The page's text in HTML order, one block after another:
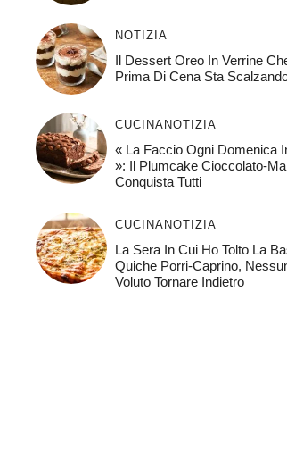
NOTIZIA
Il Dessert Oreo In Verrine
Prima Di Cena Sta
CUCINANOTIZIA
« La Faccio Ogni Domenica
»: Il Plumcake Cioccolato-
Conquista Tutti
CUCINANOTIZIA
La Sera In Cui Ho Tolto La
Quiche Porri-Caprino,
Voluto Tornare Indietro